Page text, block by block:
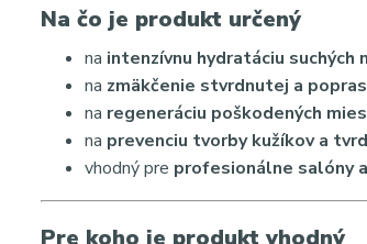
Na čo je produkt určený
na intenzívnu hydratáciu suchých
na zmäkčenie stvrdnutej a
na regeneráciu poškodených
na prevenciu tvorby kužíkov a
vhodný pre profesionálne salóny
Pre koho je produkt vhodný